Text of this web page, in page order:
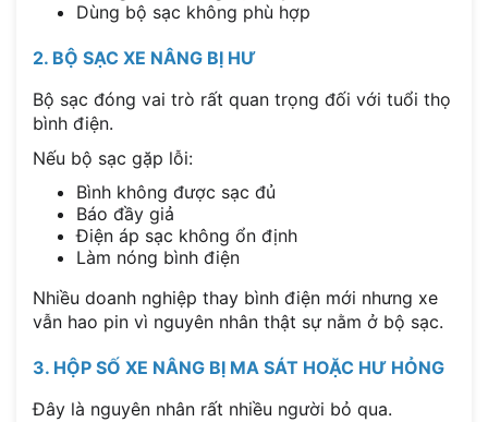
Dùng bộ sạc không phù hợp
2. BỘ SẠC XE NÂNG BỊ HƯ
Bộ sạc đóng vai trò rất quan trọng đối với tuổi thọ
bình điện.
Nếu bộ sạc gặp lỗi:
Bình không được sạc đủ
Báo đầy giả
Điện áp sạc không ổn định
Làm nóng bình điện
Nhiều doanh nghiệp thay bình điện mới nhưng xe
vẫn hao pin vì nguyên nhân thật sự nằm ở bộ sạc.
3. HỘP SỐ XE NÂNG BỊ MA SÁT HOẶC HƯ HỎNG
Đây là nguyên nhân rất nhiều người bỏ qua.